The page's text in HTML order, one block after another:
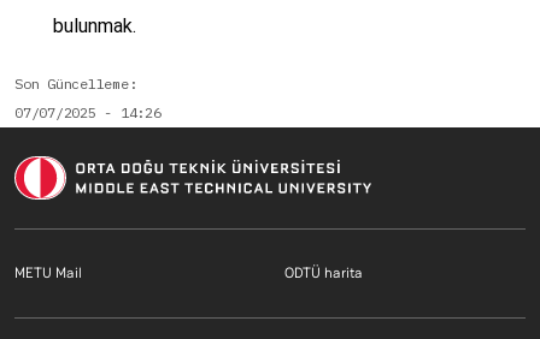
bulunmak.
Son Güncelleme
07/07/2025 - 14:26
Footer menu 1 TR
METU Mail Footer menu 2
ODTÜ harita